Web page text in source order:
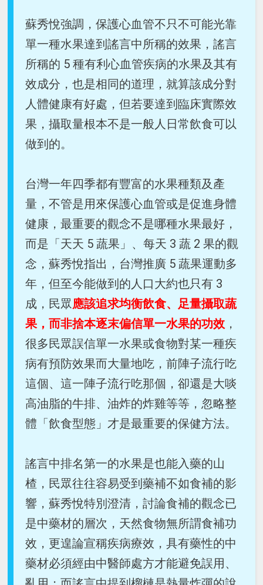
蘇秀悅強調，保護心血管不只不可能光靠
單一種水果達到謠言中所稱的效果，謠言
所稱的 5 種有利心血管疾病的水果及其有
效成分，也是相同的道理，就算該成分對
人體健康有好處，但若要達到臨床實際效
果，攝取量根本不是一般人日常飲食可以
做到的。
台灣一年四季都有豐富的水果種類及產
量，不管是用來保護心血管或是促進身體
健康，最重要的觀念不是哪種水果最好，
而是「天天 5 蔬果」、每天 3 蔬 2 果的觀
念，蘇秀悅指出，台灣推廣 5 蔬果運動多
年，但至今能做到的人口大約也只有 3
成，民眾應該追求均衡飲食、足量攝取蔬
果，而非捨本逐末偏信單一水果的功效 ，
很多民眾誤信單一水果或食物對某一種疾
病有預防效果而大量地吃，前陣子流行吃
這個、這一陣子流行吃那個，卻還是大啖
高油脂的牛排、油炸的炸雞等等，忽略整
體「飲食型態」才是最重要的保健方法。
謠言中排名第一的水果是也能入藥的山
楂，民眾往往容易受到藥補不如食補的影
響，蘇秀悅特別澄清，討論食補的觀念已
是中藥材的層次，天然食物無所謂食補功
效，更遑論宣稱疾病療效，具有藥性的中
藥材必須經由中醫師處方才能避免誤用、